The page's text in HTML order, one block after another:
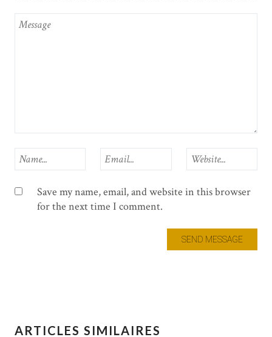
Save my name, email, and website in this browser
for the next time I comment.
ARTICLES SIMILAIRES